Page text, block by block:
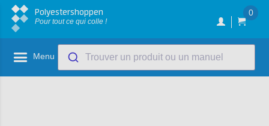
Polyestershoppen
Pour tout ce qui colle !
0
Menu Trouver un produit ou un manuel